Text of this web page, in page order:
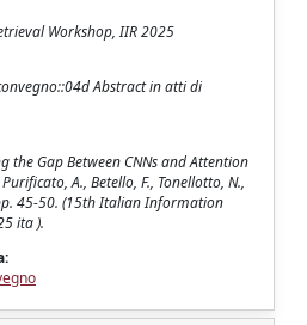
Workshop, IIR 2025
Abstract in atti di
the Gap Between CNNs and Attention
A., Betello, F., Tonellotto, N.,
45-50. (15th Italian Information
ita ).